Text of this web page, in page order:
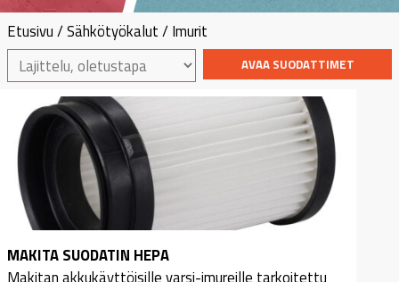
Etusivu /Sähkötyökalut / Imurit
AVAA SUODATTIMET
MAKITA SUODATIN HEPA
Makitan akkukäyttöisille varsi-imureille tarkoitettu